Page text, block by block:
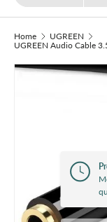
Home
UGREEN
UGREEN Audio Cable